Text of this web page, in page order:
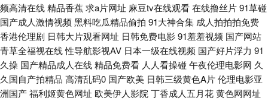
视av 91熟女视频口 国产岳母理论9 人妻操操 伊人美女大香蕉 91网站免费立
即观看 国际自在自拍 豆花免费网站 91中文资源视频 国产欧美首页 久草论坛
亚洲先锋资源网 91青娱乐国产视频 丰满人妻一区二区三区 欧亚美日
频高清在线精品香蕉求a片网址 麻豆tv在线观看在线撸丝片91草碰
国产成人激情视频 黑料吃瓜精品偷拍 91大神合集 成人拍拍拍免费
香港伦理剧 日韩大片观看网址 日韩免费电影91羞羞视频 国产网站
青草全福视在线性导航影视AV 日本一级在线视频 国产好片浮力 91
久操 国产精品成人在线精品免费看 人人看操碰午夜伦理电影网 久
久国自产拍精品 高清乱码0 国产欧美 日韩三级黄色A片伦理电影亚
洲国产福利姬黄色网址 欧美伊人影院 丁香成人五月花黄色网网址